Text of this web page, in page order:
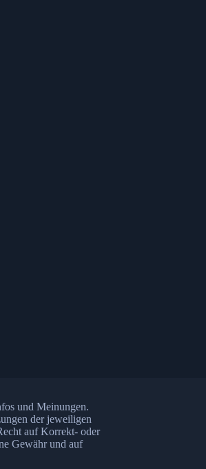
und Meinungen.
der jeweiligen
auf Korrekt- oder
Gewähr und auf